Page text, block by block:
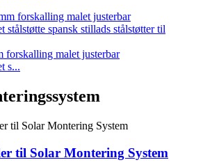
forskalling malet justerbar
s...
til Solar Montering System